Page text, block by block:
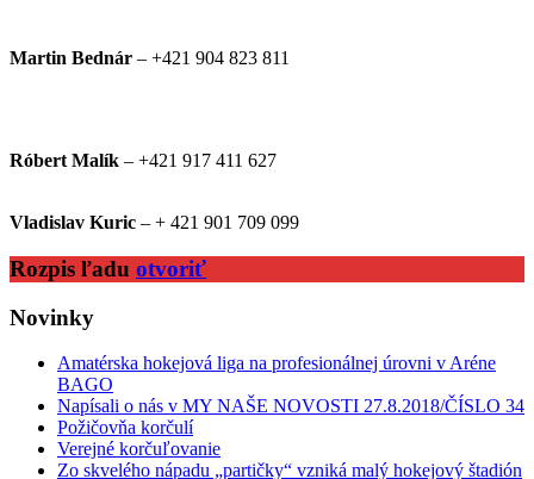
Martin Bednár – +421 904 823 811
Róbert Malík – +421 917 411 627
Vladislav Kuric – + 421 901 709 099
Rozpis ľadu otvoriť
Novinky
Amatérska hokejová liga na profesionálnej úrovni v Aréne
BAGO
Napísali o nás v MY NAŠE NOVOSTI 27.8.2018/ČÍSLO 34
Požičovňa korčulí
Verejné korčuľovanie
Zo skvelého nápadu „partičky“ vzniká malý hokejový štadión